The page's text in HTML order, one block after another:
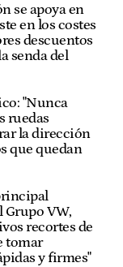
se apoya en
en los costes
descuentos
senda del
"Nunca
ruedas
la dirección
que quedan
Grupo VW,
recortes de
tomar
y firmes"